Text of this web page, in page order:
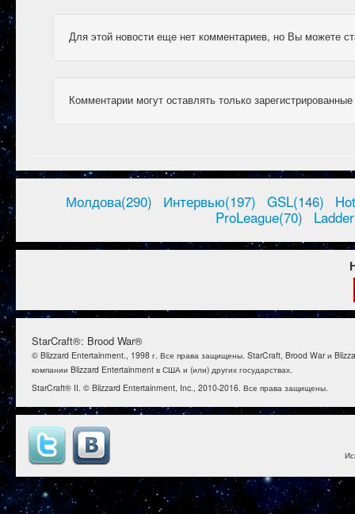
Для этой новости еще нет комментариев, но Вы можете
Комментарии могут оставлять только
Молдова(290) Интервью(197) GSL(146)
ProLeague(70)
StarCraft®: Brood War®
© Blizzard Entertainment., 1998 г. Все права защищены. StarCraft, Brood War и
компании Blizzard Entertainment в США и (или) других государствах.
StarCraft® II. © Blizzard Entertainment, Inc., 2010-2016. Все права защищены.